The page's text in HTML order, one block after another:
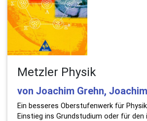
Metzler Physik
von Joachim Grehn,
Ein besseres Oberstufenwerk für
Einstieg ins Grundstudium oder für